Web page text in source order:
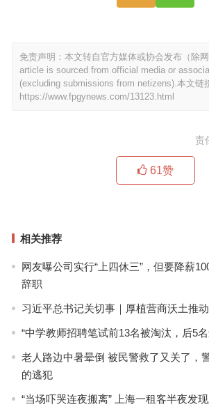
免责声明：本文转自官方媒体或协会发布（除
article is sourced from official media or
(excluding submissions from netizens).本文链
https://www.fpgynews.com/13123.html
责
61赞
相关推荐
网友曝公司实行“上四休三”，但要降薪
辞职
习近平总书记关切事｜厚植营商沃土推
“中学教师招聘笔试前13名被淘汰，后5
老人路边中暑晕倒 被民警救了又关了，
的逃犯
“当场吓哭连夜搬离” 上海一租客半夜发